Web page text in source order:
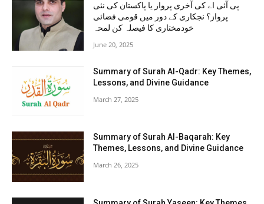
پی آئی اے کی آخری پرواز یا پاکستان کی نئی
پرواز؟ نجکاری کے دور میں قومی فضائی
خودمختاری کا فیصلہ کن لمحہ
June 20, 2025
Summary of Surah Al-Qadr: Key Themes,
Lessons, and Divine Guidance
March 27, 2025
Summary of Surah Al-Baqarah: Key
Themes, Lessons, and Divine Guidance
March 26, 2025